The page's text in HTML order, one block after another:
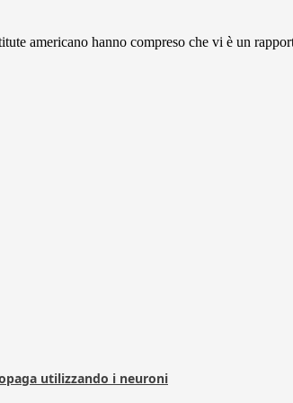
americano hanno compreso che vi è un
utilizzando i neuroni